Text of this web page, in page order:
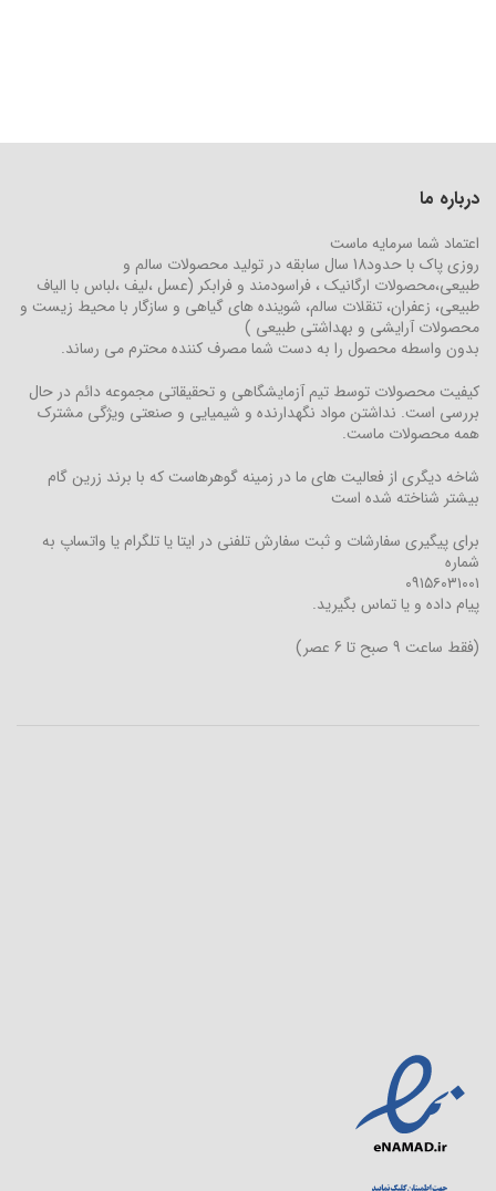
درباره ما
اعتماد شما سرمایه ماست
روزی پاک با حدود18 سال سابقه در تولید محصولات سالم و
طبیعی،محصولات ارگانیک ، فراسودمند و فرابکر (عسل ،لیف ،لباس با الیاف
طبیعی، زعفران، تنقلات سالم، شوینده های گیاهی و سازگار با محیط زیست و
محصولات آرایشی و بهداشتی طبیعی )
بدون واسطه محصول را به دست شما مصرف کننده محترم می رساند.
کیفیت محصولات توسط تیم آزمایشگاهی و تحقیقاتی مجموعه دائم در حال
بررسی است. نداشتن مواد نگهدارنده و شیمیایی و صنعتی ویژگی مشترک
همه محصولات ماست.
شاخه دیگری از فعالیت های ما در زمینه گوهرهاست که با برند زرین گام
بیشتر شناخته شده است
برای پیگیری سفارشات و ثبت سفارش تلفنی در ایتا یا تلگرام یا واتساپ به
شماره
۰۹۱۵۶۰۳۱۰۰۱
پیام داده و یا تماس بگیرید.
(فقط ساعت 9 صبح تا 6 عصر)